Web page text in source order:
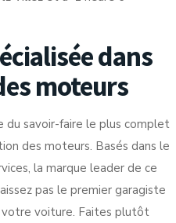
dans
moteurs
du savoir-faire le plus complet
des moteurs. Basés dans le
la marque leader de ce
pas le premier garagiste
votre voiture. Faites plutôt